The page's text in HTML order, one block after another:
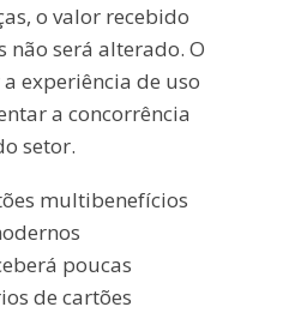
o valor recebido
será alterado. O
experiência de uso
a concorrência
setor.
multibenefícios
poucas
de cartões